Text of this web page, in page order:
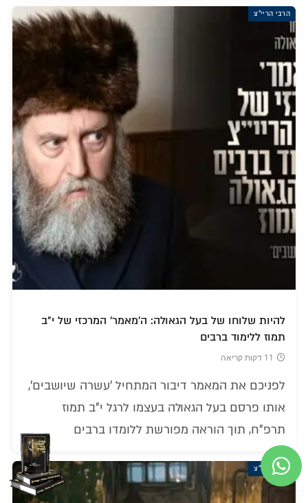
הרבי הריי"צ
להיות שלוחו של בעל הגאולה: ה'מאמר' המרכזי של י"ב
תמוז ללימוד ברבים
11 דקות קריאה
לפניכם את המאמר דיבור המתחיל 'עשרה שיושבים',
אותו פרסם בעל הגאולה בעצמו לרגל י"ב תמוז
תרפ"ח, תוך הוראה מפורשת ללומדו ברבים
הרבי הריי"צ